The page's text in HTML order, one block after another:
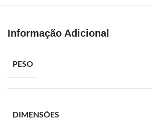
Informação Adicional
PESO
DIMENSÕES